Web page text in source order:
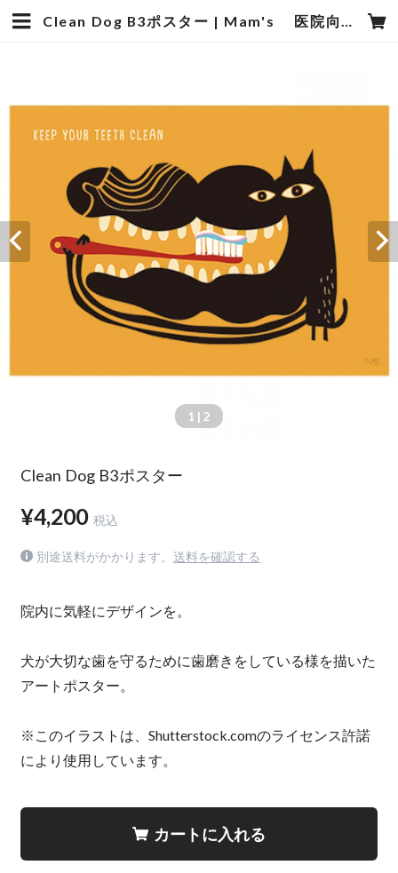
Clean Dog B3ポスター | Mam's 医院向け・歯科医院向けのデザイン雑貨の販売
1 | 2
Clean Dog B3ポスター
¥4,200 税込
別途送料がかかります。 送料を確認する
院内に気軽にデザインを。
犬が大切な歯を守るために歯磨きをしている様を描いた
アートポスター。
※このイラストは、Shutterstock.comのライセンス許諾
により使用しています。
カートに入れる